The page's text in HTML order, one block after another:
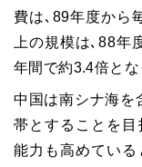
費は､ 89年度から
上の規模は､88年
年間で約3.4倍とな
中国は南シナ海を
帯とすることを
能力も高めてい